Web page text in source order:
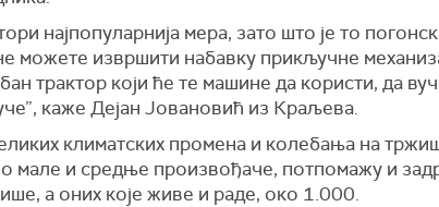
најпопуларнија мера, зато што је то
можете извршити набавку прикључне
трактор који ће те машине да користи, да
каже Дејан Јовановић из Краљева.
климатских промена и колебања на
мале и средње произвођаче, потпомажу и
а оних које живе и раде, око 1.000.